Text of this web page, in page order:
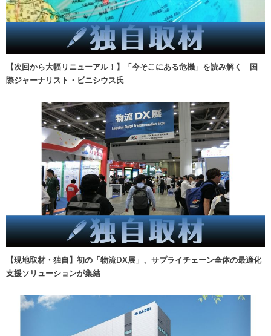
【次回から大幅リニューアル！】「今そこにある危機」を読み解く 国
際ジャーナリスト・ビニシウス氏
【現地取材・独自】初の「物流DX展」、サプライチェーン全体の最適化
支援ソリューションが集結